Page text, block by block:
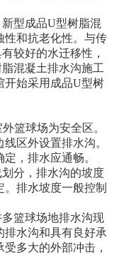
型成品U型树脂混
性和抗老化性。与传
较好的水迁移性，
混凝土排水沟施工
开始采用成品U型树
篮球场为安全区。
区外设置排水沟。
，排水应通畅。
分，排水沟的坡度
排水坡度一般控制
篮球场地排水沟现
排水沟和具有良好承
多大的外部冲击，